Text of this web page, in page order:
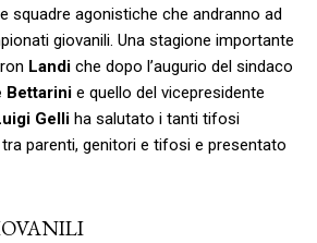
squadre agonistiche che andranno ad
giovanili. Una stagione importante
Landi che dopo l’augurio del sindaco
Bettarini e quello del vicepresidente
Gelli ha salutato i tanti tifosi
parenti, genitori e tifosi e presentato